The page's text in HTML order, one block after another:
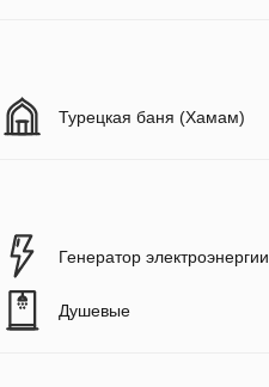
Турецкая баня (Хамам)
Генератор электроэнергии
Душевые